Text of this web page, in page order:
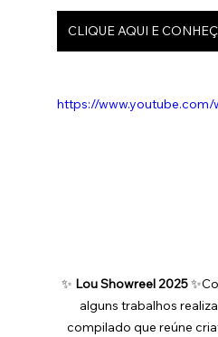
https://www.youtube.com/
✨ Lou Showreel 2025
alguns trabalhos
compilado que reúne